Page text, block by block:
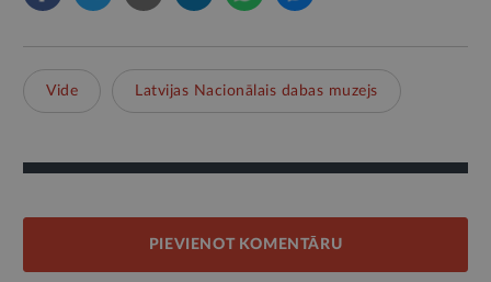
Vide Latvijas Nacionālais dabas muzejs
PIEVIENOT KOMENTĀRU